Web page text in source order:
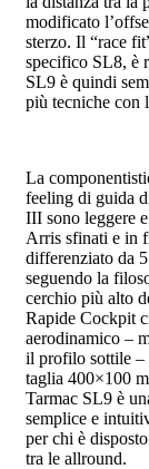
modificato
sterzo. Il “race
specifico SL8, è
SL9 è quindi
più tecniche con
La
feeling di guida
III sono leggere
Arris sfinati e in
differenziato da
seguendo la
cerchio più alto
Rapide Cockpit
aerodinamico –
il profilo sottile –
taglia 400×100
Tarmac SL9 è
semplice e
per chi è
tra le allround.